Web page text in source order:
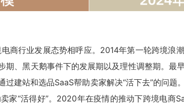
商行业发展态势相呼应。2014年第一轮跨境浪
期、黑天鹅事件下的发展期以及理性调整期。最
建站和选品SaaS帮助卖家解决“活下去”的问题
家“活得好”。2020年在疫情的推动下跨境电商